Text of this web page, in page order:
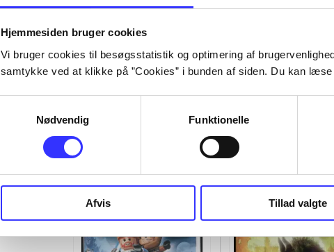
Hjemmesiden bruger cookies
Vi bruger cookies til besøgsstatistik og optimering af
samtykke ved at klikke på ”Cookies” i bunden af siden. Du kan
Nødvendig
Funktionelle
Afvis Tillad valgte
...